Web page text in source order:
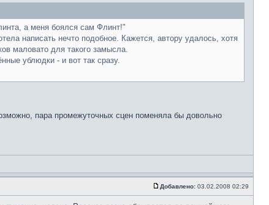
а меня боялся сам Флинт!"
написать нечто подобное. Кажется, автору удалось, хотя
маловато для такого замысла.
ублюдки - и вот так сразу.
пара промежуточных сцен поменяла бы довольно
Добавлено: 03.02.2008 02:29